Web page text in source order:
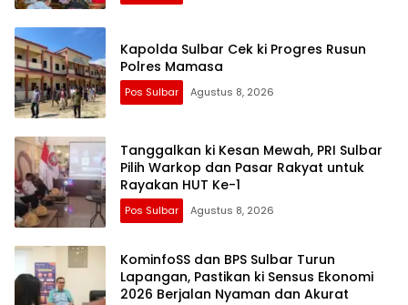
Kapolda Sulbar Cek ki Progres Rusun
Polres Mamasa
Pos Sulbar Agustus 8, 2026
Tanggalkan ki Kesan Mewah, PRI Sulbar
Pilih Warkop dan Pasar Rakyat untuk
Rayakan HUT Ke-1
Pos Sulbar Agustus 8, 2026
KominfoSS dan BPS Sulbar Turun
Lapangan, Pastikan ki Sensus Ekonomi
2026 Berjalan Nyaman dan Akurat